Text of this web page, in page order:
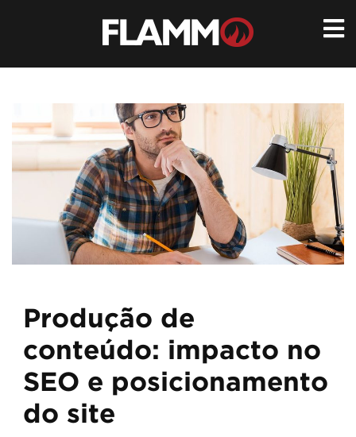
Produção de
conteúdo: impacto no
SEO e posicionamento
do site